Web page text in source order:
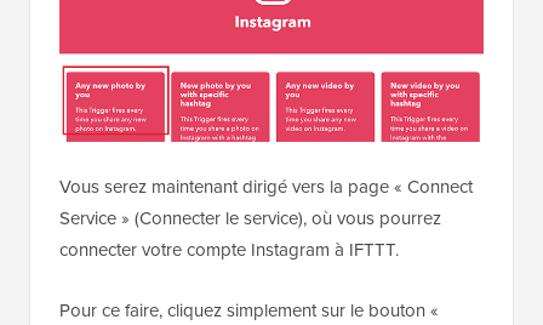
Vous serez maintenant dirigé vers la page « Connect
Service » (Connecter le service), où vous pourrez
connecter votre compte Instagram à IFTTT.
Pour ce faire, cliquez simplement sur le bouton «